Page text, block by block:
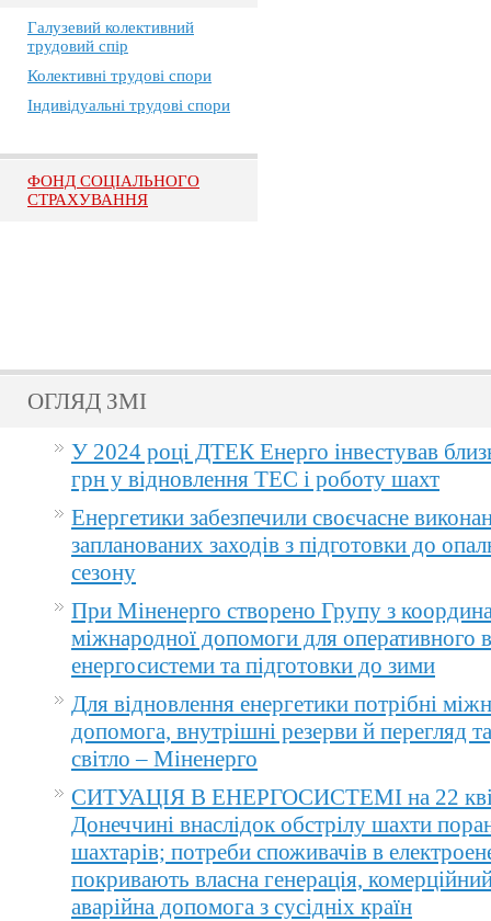
Галузевий колективний
трудовий спір
Колективні трудові спори
Індивідуальні трудові спори
ФОНД СОЦІАЛЬНОГО
СТРАХУВАННЯ
ОГЛЯД ЗМІ
У 2024 році ДТЕК Енерго інвестував
грн у відновлення ТЕС і роботу шахт
Енергетики забезпечили своєчасне
запланованих заходів з підготовки до
сезону
При Міненерго створено Групу з
міжнародної допомоги для оперативного
енергосистеми та підготовки до зими
Для відновлення енергетики потрібні
допомога, внутрішні резерви й перегляд
світло – Міненерго
СИТУАЦІЯ В ЕНЕРГОСИСТЕМІ на 22
Донеччині внаслідок обстрілу шахти
шахтарів; потреби споживачів в
покривають власна генерація,
аварійна допомога з сусідніх країн